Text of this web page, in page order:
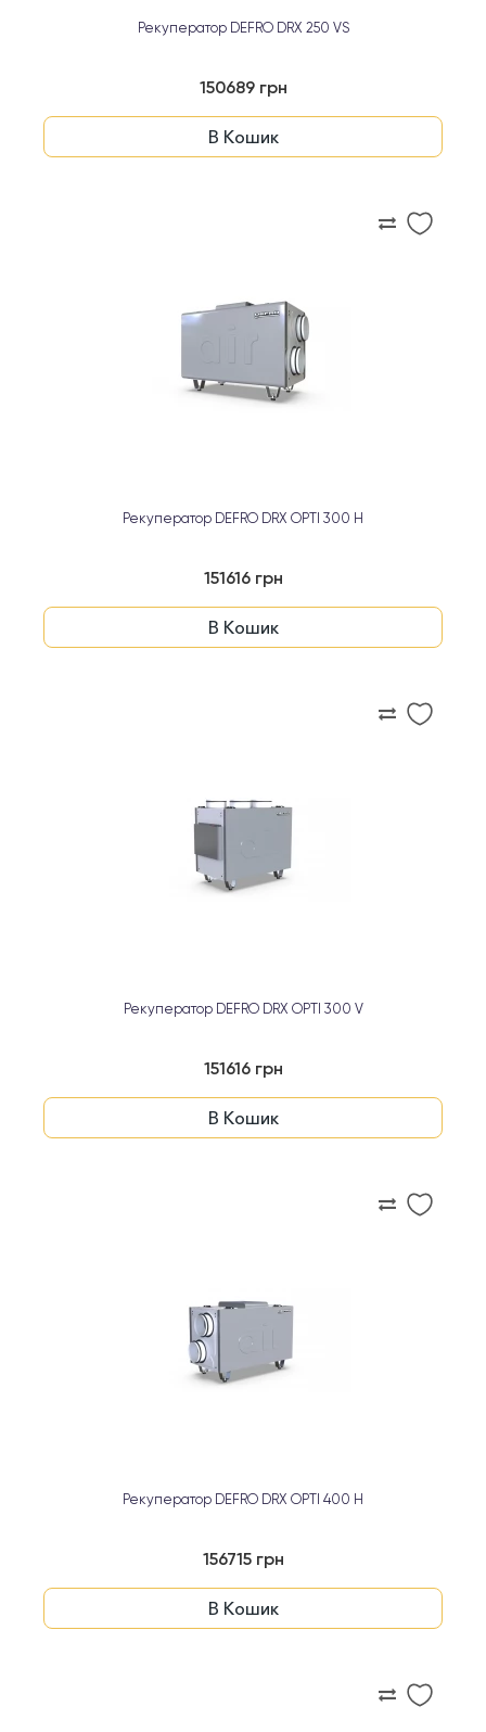
Рекуператор DEFRO DRX 250 VS
150689 грн
В Кошик
Рекуператор DEFRO DRX OPTI 300 H
151616 грн
В Кошик
Рекуператор DEFRO DRX OPTI 300 V
151616 грн
В Кошик
Рекуператор DEFRO DRX OPTI 400 H
156715 грн
В Кошик